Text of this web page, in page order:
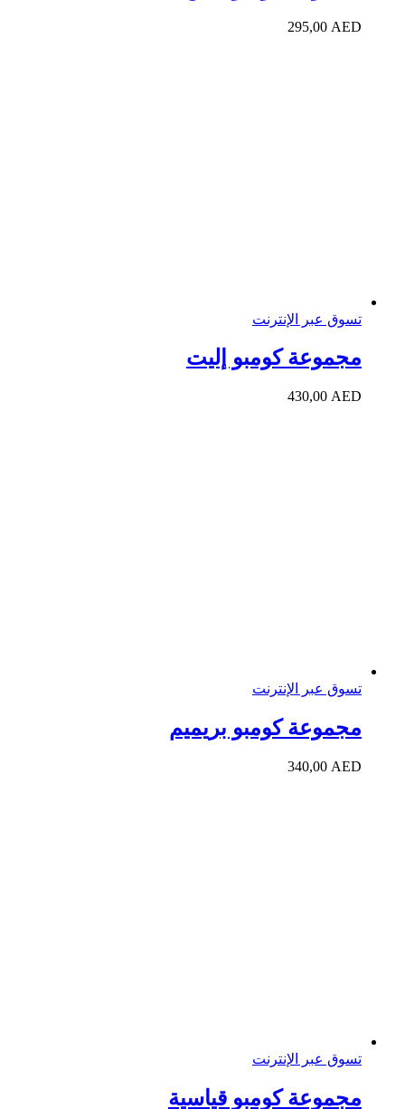
295,00 AED
تسوق عبر الإنترنت
مجموعة كومبو إليت
430,00 AED
تسوق عبر الإنترنت
مجموعة كومبو بريميم
340,00 AED
تسوق عبر الإنترنت
مجموعة كومبو قياسية